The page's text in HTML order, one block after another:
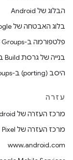
הבלוג של Android
בלוג האבטחה של Google
פלטפורמה ב-Google Groups
בנייה של גרסת Build ב-Google Groups
היסב (porting) ב-Google Groups
עזרה
מרכז העזרה של Android
מרכז העזרה של Pixel
www.android.com